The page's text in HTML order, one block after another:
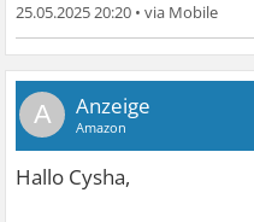
25.05.2025 20:20 •
A